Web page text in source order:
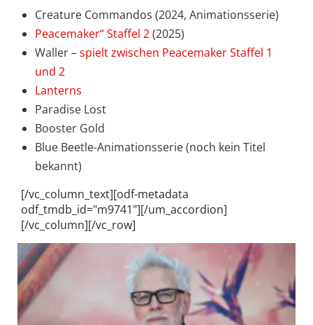
Creature Commandos (2024, Animationsserie)
Peacemaker“ Staffel 2(2025)
Waller –spielt zwischen Peacemaker Staffel 1
und 2
Lanterns
Paradise Lost
Booster Gold
Blue Beetle-Animationsserie (noch kein Titel
bekannt)
[/vc_column_text][odf-metadata
odf_tmdb_id="m9741"][/um_accordion]
[/vc_column][/vc_row]